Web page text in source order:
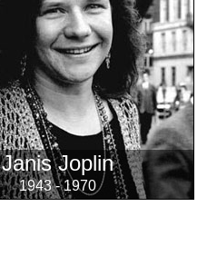
Janis Joplin
1943 - 1970